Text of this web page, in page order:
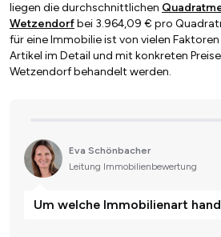
liegen die durchschnittlichen
Wetzendorfbei 3.964,09 € pro
für eine Immobilie ist von vielen
Artikel im Detail und mit konkreten
Wetzendorf behandelt werden.